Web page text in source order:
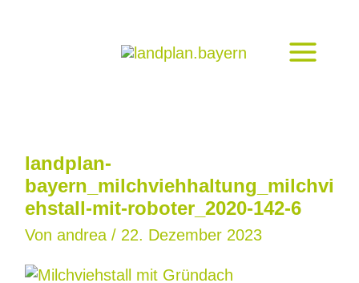
landplan-
bayern_milchviehhaltung_milchvi
ehstall-mit-roboter_2020-142-6
Von andrea / 22. Dezember 2023